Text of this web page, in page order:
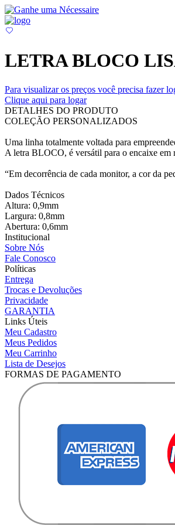
LETRA BLOCO
Para visualizar os preços você precisa fazer
Clique aqui para logar
DETALHES DO PRODUTO
COLEÇÃO PERSONALIZADOS
Uma linha totalmente voltada para
A letra BLOCO, é versátil para o encaixe em
“Em decorrência de cada monitor, a cor da
Dados Técnicos
Altura: 0,9mm
Largura: 0,8mm
Abertura: 0,6mm
Institucional
Sobre Nós
Fale Conosco
Políticas
Entrega
Trocas e Devoluções
Privacidade
GARANTIA
Links Úteis
Meu Cadastro
Meus Pedidos
Meu Carrinho
Lista de Desejos
FORMAS DE PAGAMENTO